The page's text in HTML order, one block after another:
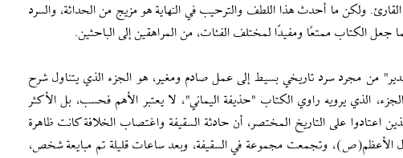
ولكن ما أحدث هذا اللطف والترحيب في النهاية هو مزيج من الحداثة، والسرد
جعل الكتاب ممتعًا ومفيدًا لمختلف الفئات، من المراهقين إلى الباحثين.
من مجرد سرد تاريخي بسيط إلى عمل صادم ومغير، هو الجزء الذي يتناول شرح
الذي يرويه راوي الكتاب "حذيفة اليماني"، لا يعتبر الأهم فحسب، بل الأكثر
اعتادوا على التاريخ المختصر، أن حادثة السقيفة واغتصاب الخلافة كانت ظاهرة
الأعظم(ص)، وتجمعت مجموعة في السقيفة، وبعد ساعات قليلة تم مبايعة شخص،